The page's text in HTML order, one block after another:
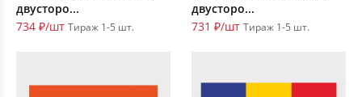
двусторо...
734 ₽/шт Тираж 1-5 шт.
двусторо...
731 ₽/шт Тираж 1-5 шт.